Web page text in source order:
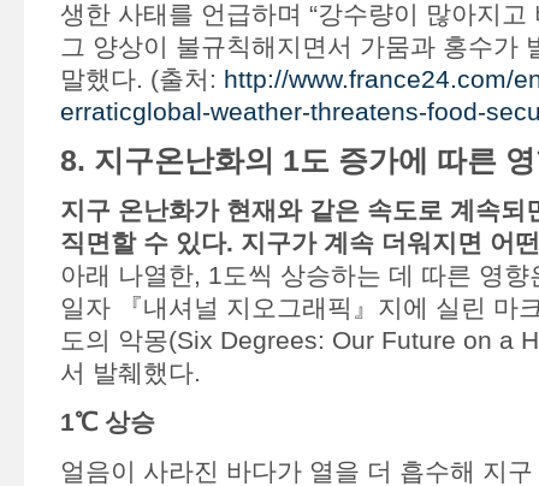
생한 사태를 언급하며 “강수량이 많아지고
그 양상이 불규칙해지면서 가뭄과 홍수가
말했다. (출처: http://www.france24.com/
erraticglobal-weather-threatens-food-
8. 지구온난화의 1도 증가에 따른
지구 온난화가 현재와 같은 속도로 계속되
직면할 수 있다. 지구가 계속 더워지면 어
아래 나열한, 1도씩 상승하는 데 따른 영
일자 『내셔널 지오그래픽』지에 실린 마
도의 악몽(Six Degrees: Our Future on a
서 발췌했다.
1℃ 상승
얼음이 사라진 바다가 열을 더 흡수해 지